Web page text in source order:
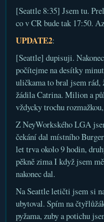
[Seattle 8:35] Jsem tu.
co v CR bude tak 17:50.
UPDATE2:
[Seattle] dupisuji.
počítejme na desítky
uličkama to bral jsem rád,
žádila Catrina. Milion a
vždycky trochu
Z NeyWorkského LGA
čekání dal místního
let trva okolo 9 hodin,
pěkně zima I když jsem
nakonec dal.
Na Seattle letičti jsem si
ubytoval. Spím na
pyžama, zuby a potichu